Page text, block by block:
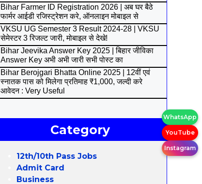
Bihar Farmer ID Registration 2026 | अब घर बैठे
फार्मर आईडी रजिस्ट्रेशन करे, ऑनलाइन मोबाइल से
VKSU UG Semester 3 Result 2024-28 | VKSU
सेमेस्टर 3 रिजल्ट जारी, मोबाइल से देखे!
Bihar Jeevika Answer Key 2025 | बिहार जीविका
Answer Key अभी अभी जारी सभी पोस्ट का
Bihar Berojgari Bhatta Online 2025 | 12वीं एवं
स्नातक पास को मिलेगा प्रतिमाह ₹1,000, जल्दी करे
आवेदन : Very Useful
Category
12th/10th Pass Jobs
Admit Card
Business
WhatsApp
YouTube
Instagram